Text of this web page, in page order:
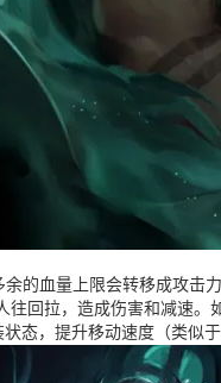
的血量上限会转移成攻击
往回拉，造成伤害和减速
态，提升移动速度（类似